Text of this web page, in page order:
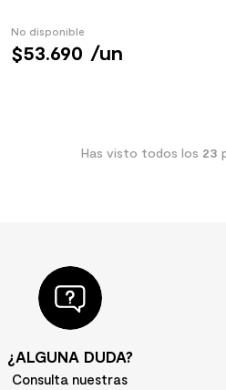
No disponible
$53.690 /un
Has visto todos los 23
¿ALGUNA DUDA?
Consulta nuestras